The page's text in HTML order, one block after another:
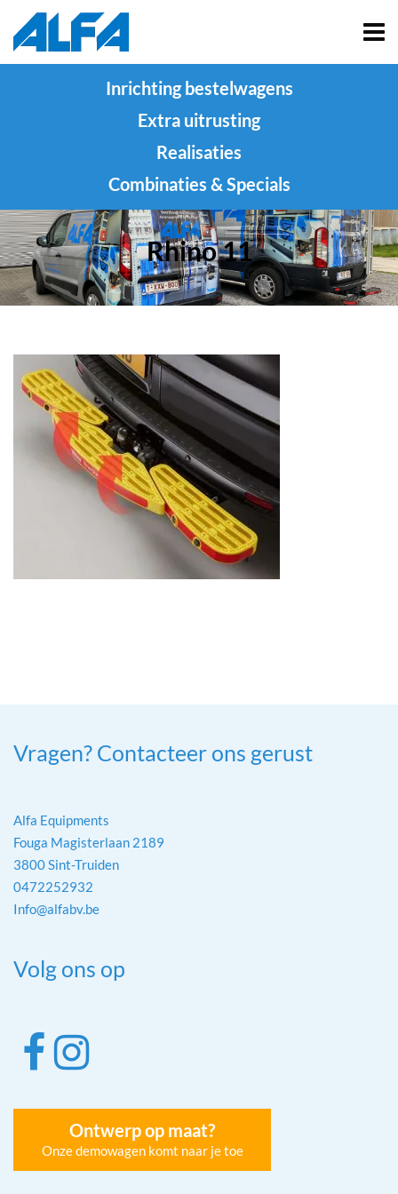
Inrichting bestelwagens
Extra uitrusting
Realisaties
Combinaties & Specials
Rhino 11
Vragen? Contacteer ons gerust
Alfa Equipments
Fouga Magisterlaan 2189
3800 Sint-Truiden
0472252932
Info@alfabv.be
Volg ons op
Ontwerp op maat?
Onze demowagen komt naar je toe